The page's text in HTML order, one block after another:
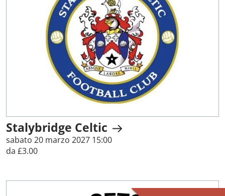
Stalybridge Celtic
sabato 20 marzo 2027 15:00
da £3.00